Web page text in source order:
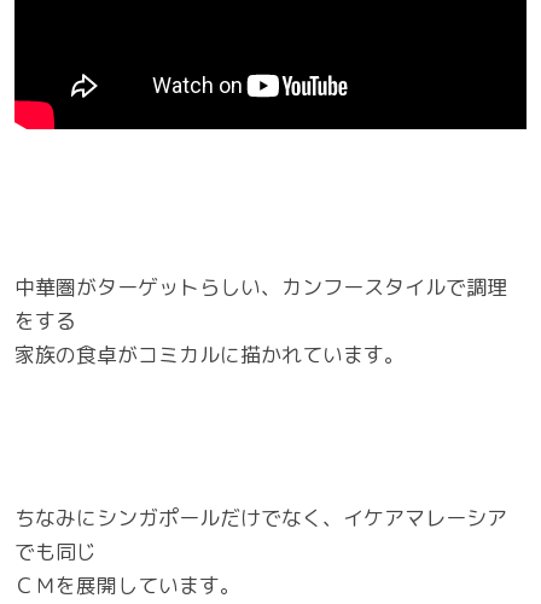
中華圏がターゲットらしい、カンフースタイルで調理
をする
家族の食卓がコミカルに描かれています。
ちなみにシンガポールだけでなく、イケアマレーシア
でも同じ
ＣＭを展開しています。